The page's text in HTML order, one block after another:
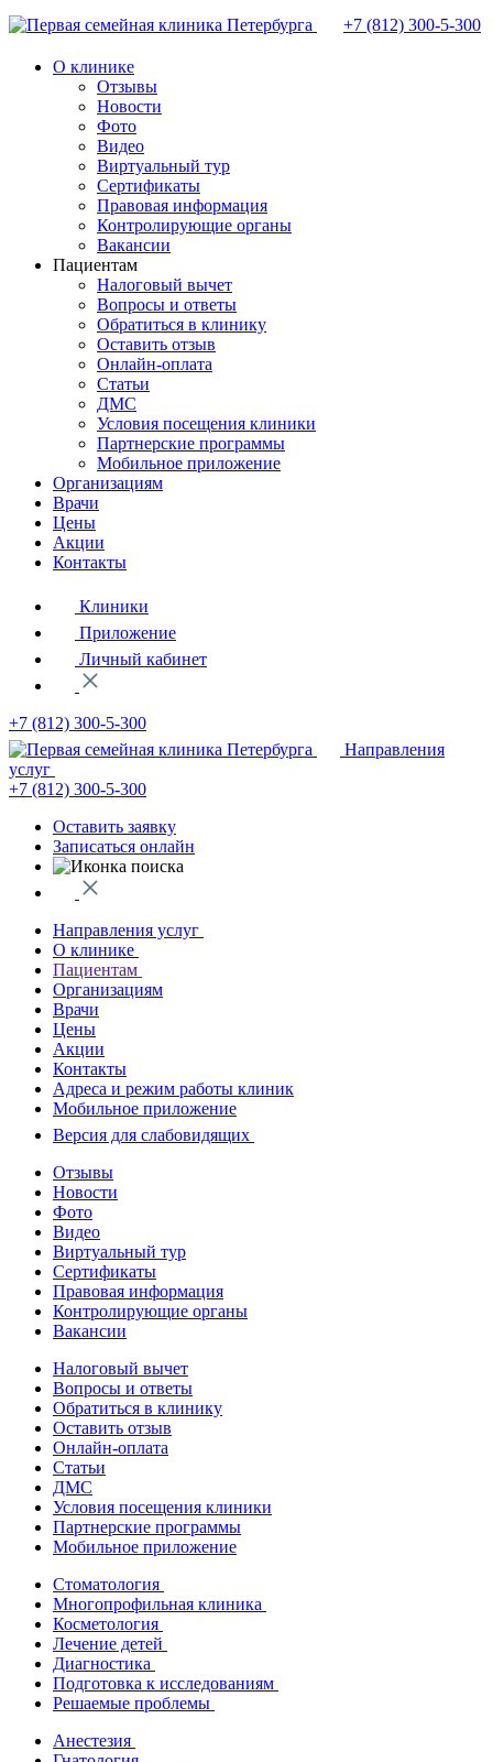
+7 (812) 300-5-300
О клинике
Отзывы
Новости
Фото
Видео
Виртуальный тур
Сертификаты
Правовая информация
Контролирующие органы
Вакансии
Пациентам
Налоговый вычет
Вопросы и ответы
Обратиться в клинику
Оставить отзыв
Онлайн-оплата
Статьи
ДМС
Условия посещения клиники
Партнерские программы
Мобильное приложение
Организациям
Врачи
Цены
Акции
Контакты
Клиники
Приложение
Личный кабинет
+7 (812) 300-5-300
Направления
услуг
+7 (812) 300-5-300
Оставить заявку
Записаться онлайн
Направления услуг
О клинике
Пациентам
Организациям
Врачи
Цены
Акции
Контакты
Адреса и режим работы клиник
Мобильное приложение
Версия для слабовидящих
Отзывы
Новости
Фото
Видео
Виртуальный тур
Сертификаты
Правовая информация
Контролирующие органы
Вакансии
Налоговый вычет
Вопросы и ответы
Обратиться в клинику
Оставить отзыв
Онлайн-оплата
Статьи
ДМС
Условия посещения клиники
Партнерские программы
Мобильное приложение
Стоматология
Многопрофильная клиника
Косметология
Лечение детей
Диагностика
Подготовка к исследованиям
Решаемые проблемы
Анестезия